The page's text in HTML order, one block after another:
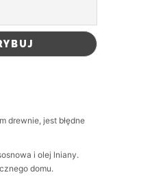
drewnie, jest błędne
i olej lniany.
domu.